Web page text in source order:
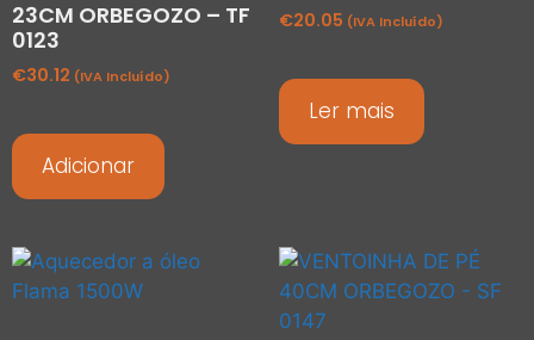
23CM ORBEGOZO – TF
0123
€30.12 (IVA Incluído)
Adicionar
€20.05 (IVA Incluído)
Ler mais